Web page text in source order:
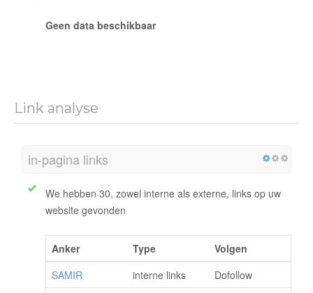
Geen data beschikbaar
Link analyse
in-pagina links
We hebben 30, zowel interne als externe, links op uw
website gevonden
Anker Type
Volgen
SAMIR
interne links
Dofollow